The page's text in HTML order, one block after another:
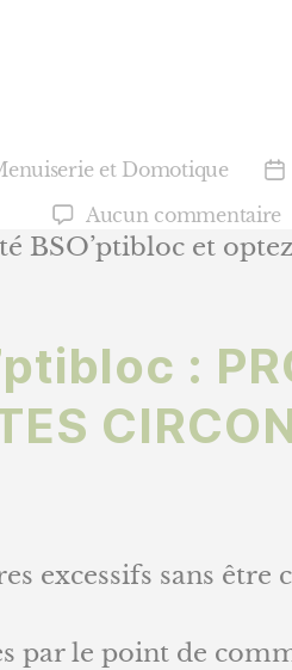
et Domotique
Aucun commentaire
BSO’ptibloc et
:
excessifs sans être
par le point de